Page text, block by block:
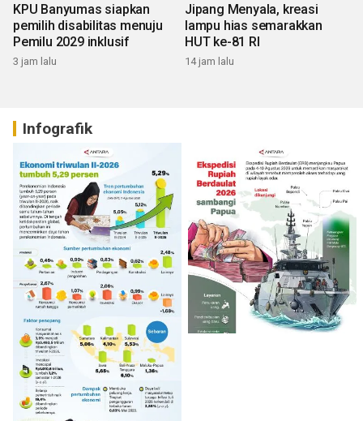
KPU Banyumas siapkan
pemilih disabilitas menuju
Pemilu 2029 inklusif
3 jam lalu
Jipang Menyala, kreasi
lampu hias semarakkan
HUT ke-81 RI
14 jam lalu
Infografik